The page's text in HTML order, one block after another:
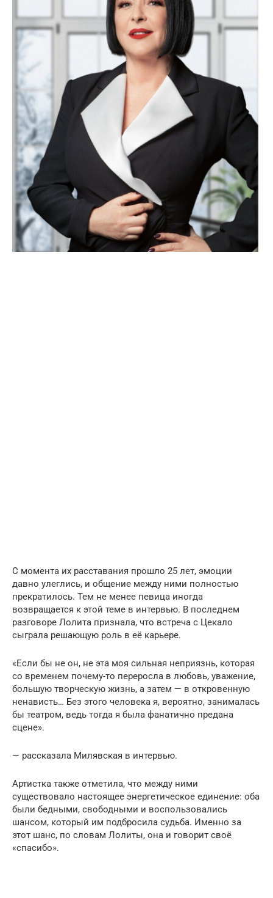
С момента их расставания прошло 25 лет, эмоции
давно улеглись, и общение между ними полностью
прекратилось. Тем не менее певица иногда
возвращается к этой теме в интервью. В последнем
разговоре Лолита признала, что встреча с Цекало
сыграла решающую роль в её карьере.
«Если бы не он, не эта моя сильная неприязнь, которая
со временем почему-то переросла в любовь, уважение,
большую творческую жизнь, а затем — в откровенную
ненависть… Без этого человека я, вероятно, занималась
бы театром, ведь тогда я была фанатично предана
сцене».
— рассказала Милявская в интервью.
Артистка также отметила, что между ними
существовало настоящее энергетическое единение: оба
были бедными, свободными и воспользовались
шансом, который им подбросила судьба. Именно за
этот шанс, по словам Лолиты, она и говорит своё
«спасибо».